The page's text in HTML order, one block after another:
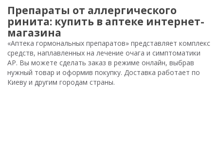
Препараты от аллергического
ринита: купить в аптеке интернет-
магазина
«Аптека гормональных препаратов» представляет комплекс
средств, наплавленных на лечение очага и симптоматики
АР. Вы можете сделать заказ в режиме онлайн, выбрав
нужный товар и оформив покупку. Доставка работает по
Киеву и другим городам страны.